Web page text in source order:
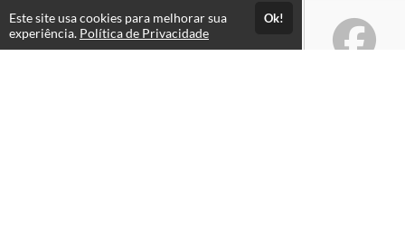
Este site usa cookies para melhorar sua
experiência. Política de Privacidade
Ok!